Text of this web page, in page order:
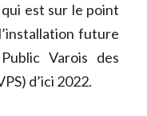
est sur le point
future
Varois des
d’ici 2022.